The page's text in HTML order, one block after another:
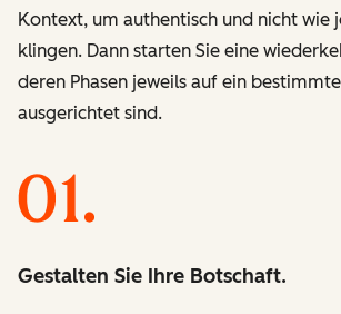
Kontext, um authentisch und nicht wie
klingen. Dann starten Sie eine
deren Phasen jeweils auf ein
ausgerichtet sind.
Gestalten Sie Ihre Botschaft.